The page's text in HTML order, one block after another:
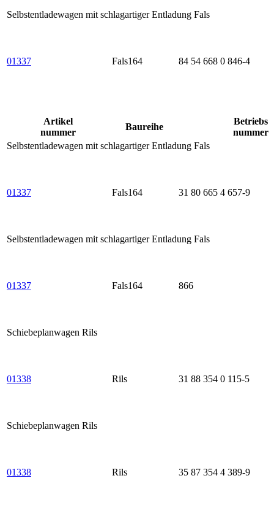
Selbstentladewagen mit schlagartiger Entladung Fals
01337 Fals164 84 54 668 0 846-4
Artikel
nummer
Baureihe
Betriebs
nummer
Selbstentladewagen mit schlagartiger Entladung Fals
01337 Fals164 31 80 665 4 657-9
Selbstentladewagen mit schlagartiger Entladung Fals
01337 Fals164 866
Schiebeplanwagen Rils
01338 Rils 31 88 354 0 115-5
Schiebeplanwagen Rils
01338 Rils 35 87 354 4 389-9